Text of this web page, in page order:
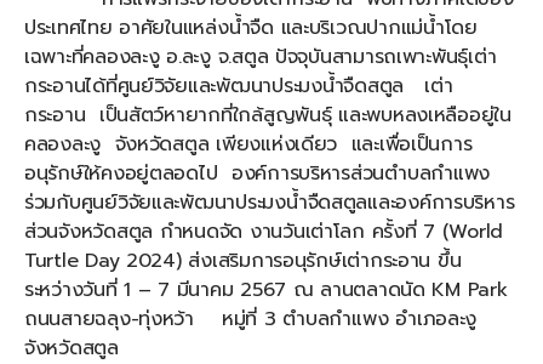
ประเทศไทย อาศัยในแหล่งน้ำจืด และบริเวณปากแม่น้ำโดย
เฉพาะที่คลองละงู อ.ละงู จ.สตูล ปัจจุบันสามารถเพาะพันธุ์เต่า
กระอานได้ที่ศูนย์วิจัยและพัฒนาประมงน้ำจืดสตูล เต่า
กระอาน เป็นสัตว์หายากที่ใกล้สูญพันธุ์ และพบหลงเหลืออยู่ใน
คลองละงู จังหวัดสตูล เพียงแห่งเดียว และเพื่อเป็นการ
อนุรักษ์ให้คงอยู่ตลอดไป องค์การบริหารส่วนตำบลกำแพง
ร่วมกับศูนย์วิจัยและพัฒนาประมงน้ำจืดสตูลและองค์การบริหาร
ส่วนจังหวัดสตูล กำหนดจัด งานวันเต่าโลก ครั้งที่ 7 (World
Turtle Day 2024) ส่งเสริมการอนุรักษ์เต่ากระอาน ขึ้น
ระหว่างวันที่ 1 – 7 มีนาคม 2567 ณ ลานตลาดนัด KM Park
ถนนสายฉลุง-ทุ่งหว้า หมู่ที่ 3 ตำบลกำแพง อำเภอละงู
จังหวัดสตูล